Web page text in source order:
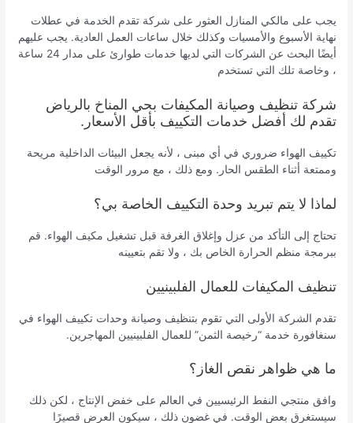
يجب على مالكي المنازل العثور على شركة تقدم الخدمة في عطلات
نهاية الأسبوع والأمسيات وكذلك خلال ساعات العمل العادية. يجب عليهم
أيضًا البحث عن الشركات التي لديها خدمات طوارئ على مدار 24 ساعة
، وخاصة تلك التي تستخدم
شركة تنظيف وصيانة المكيفات بحي المناخ بالرياض
تقدم لك أفضل خدمات التكييف بأقل الأسعار.
تكييف الهواء ضروري في أي مبنى ، لأنه يجعل البيئات الداخلية مريحة
وممتعة أثناء الطقس الحار. ومع ذلك ، مع مرور الوقت
لماذا لا يتم تبريد وحدة التكييف الخاصة بي؟
تحتاج إلى التأكد من عزل وإغلاق الغرفة قبل تشغيل مكيف الهواء. قم
ببرمجة منظم الحرارة الخاص بك ، ولا تقم بتعيينه
تنظيف المكيفات للعمال الفلبينيين
تقدم الشركة الأولى التي تقوم بتنظيف وصيانة وحدات تكييف الهواء في
سنغافورة خدمة “رخيصة الثمن” للعمال الفلبينيين المهاجرين.
ما هي ظواهر نقص الغاز؟
وافق منتجي النفط الرئيسيين في العالم على خفض الإنتاج ، لكن ذلك
سيستغرق بعض الوقت. في غضون ذلك ، سيكون العرض قصيرًا